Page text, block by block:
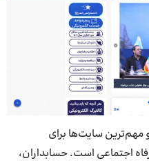
سایت‌ها برای
اجتماعی است. حسابداران،